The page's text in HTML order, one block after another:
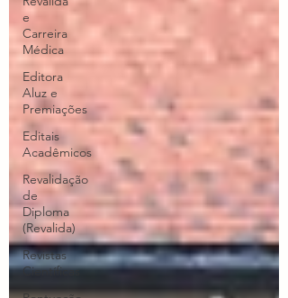
e
Carreira
Médica
Editora
Aluz e
Premiações
Editais
Acadêmicos
Revalidação
de
Diploma
(Revalida)
Revistas
Científicas